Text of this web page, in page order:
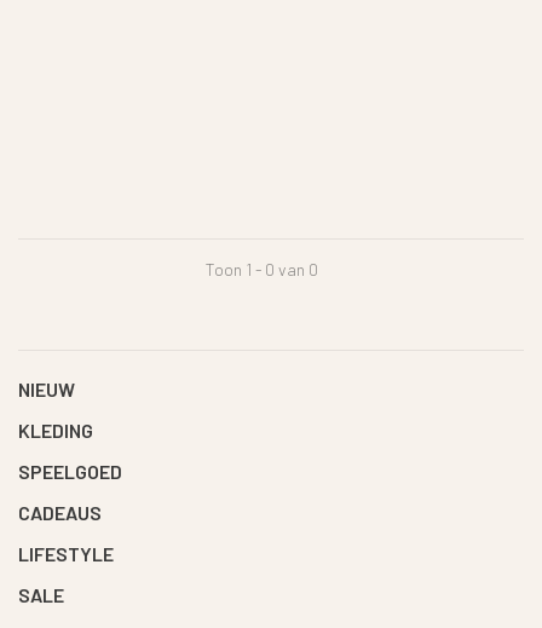
Toon 1 - 0 van 0
NIEUW
KLEDING
SPEELGOED
CADEAUS
LIFESTYLE
SALE